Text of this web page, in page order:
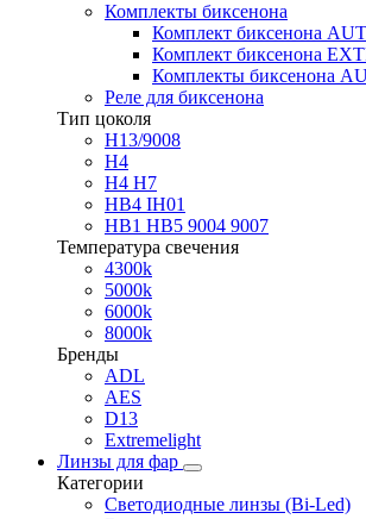
Комплекты биксенона
Комплект биксенона
Комплект биксенона
Комплекты биксенона
Реле для биксенона
Тип цоколя
H13/9008
H4
H4 H7
HB4 IH01
HB1 HB5 9004 9007
Температура свечения
4300k
5000k
6000k
8000k
Бренды
ADL
AES
D13
Extremelight
Линзы для фар
Категории
Светодиодные линзы (Bi-Led)